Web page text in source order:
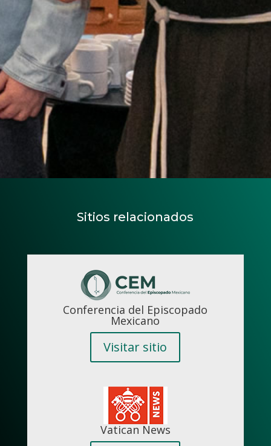
Sitios relacionados
Conferencia del Episcopado
Mexicano
Visitar sitio
Vatican News